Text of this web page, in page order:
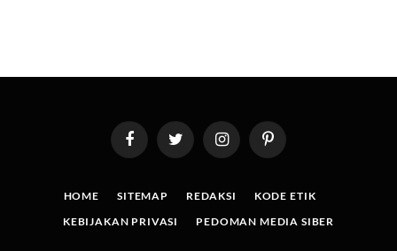
FacebookTwitter InstagramPinterest
HOME SITEMAP REDAKSI
KODE ETIK
KEBIJAKAN PRIVASI
PEDOMAN MEDIA SIBER